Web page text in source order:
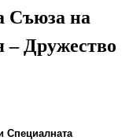
Съюза на
– Дружество
Специалната